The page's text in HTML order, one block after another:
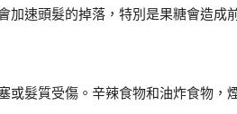
加速頭髮的掉落，特別是果糖會造成
或髮質受傷。辛辣食物和油炸食物，